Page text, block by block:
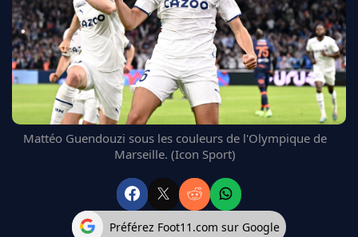
FC BARCELONE
MANCHESTER UNITED
CHELSEA
ARSENAL
BAYERN
L'AVIS DE LA RÉDAC'
Mattéo Guendouzi sous les couleurs de l'Olympique de
Marseille. (Icon Sport)
Préférez Foot11.com sur Google